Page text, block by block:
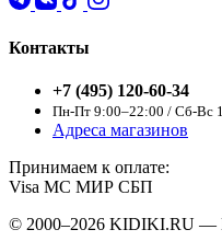
Контакты
+7 (495) 120-60-34
Пн-Пт 9:00–22:00 / Сб-Вс
Адреса магазинов
Принимаем к оплате:
Visa MC МИР СБП
© 2000–2026 KIDIKI.RU —